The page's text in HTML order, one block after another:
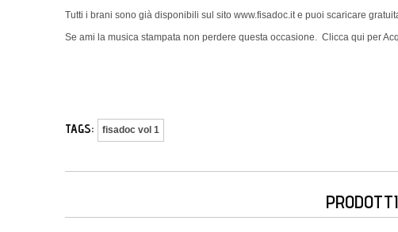
Tutti i brani sono già disponibili sul sito www.fisadoc.it e puoi scaricare
Se ami la musica stampata non perdere questa occasione. Clicca qui per
TAGS: fisadoc vol 1